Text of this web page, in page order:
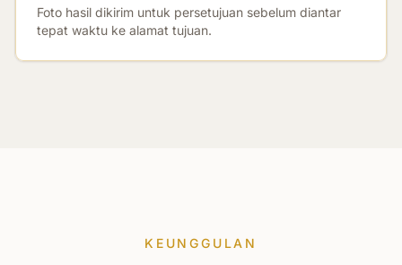
Foto hasil dikirim untuk persetujuan sebelum diantar
tepat waktu ke alamat tujuan.
KEUNGGULAN